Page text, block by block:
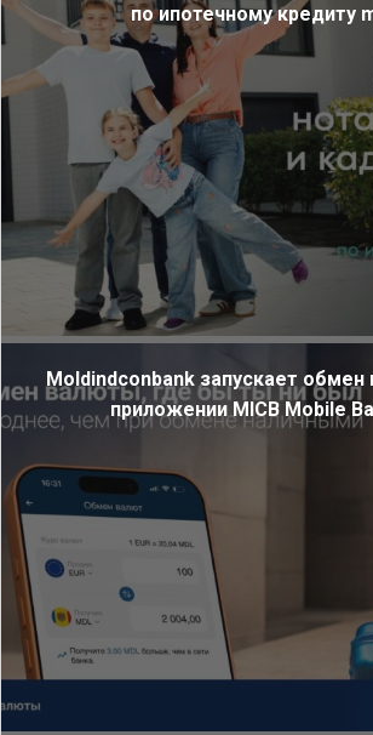
по ипотечному кредиту
Moldindconbank запускает обмен
приложении MICB Mobile